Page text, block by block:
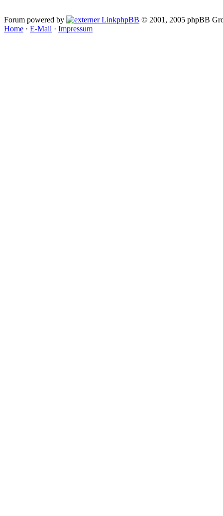
Forum powered by phpBB © 2001, 2005 phpBB
Home · E-Mail · Impressum